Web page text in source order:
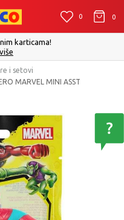
0 0
karticama!
i setovi
MARVEL MINI ASST